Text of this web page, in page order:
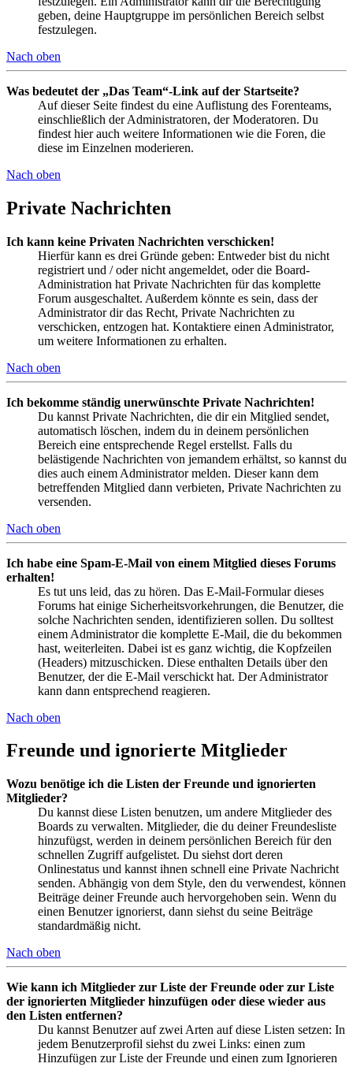
geben, deine Hauptgruppe im persönlichen Bereich selbst
festzulegen.
Nach oben
Was bedeutet der „Das Team“-Link auf der Startseite?
Auf dieser Seite findest du eine Auflistung des Forenteams,
einschließlich der Administratoren, der Moderatoren. Du
findest hier auch weitere Informationen wie die Foren, die
diese im Einzelnen moderieren.
Nach oben
Private Nachrichten
Ich kann keine Privaten Nachrichten verschicken!
Hierfür kann es drei Gründe geben: Entweder bist du nicht
registriert und / oder nicht angemeldet, oder die Board-
Administration hat Private Nachrichten für das komplette
Forum ausgeschaltet. Außerdem könnte es sein, dass der
Administrator dir das Recht, Private Nachrichten zu
verschicken, entzogen hat. Kontaktiere einen Administrator,
um weitere Informationen zu erhalten.
Nach oben
Ich bekomme ständig unerwünschte Private Nachrichten!
Du kannst Private Nachrichten, die dir ein Mitglied sendet,
automatisch löschen, indem du in deinem persönlichen
Bereich eine entsprechende Regel erstellst. Falls du
belästigende Nachrichten von jemandem erhältst, so kannst du
dies auch einem Administrator melden. Dieser kann dem
betreffenden Mitglied dann verbieten, Private Nachrichten zu
versenden.
Nach oben
Ich habe eine Spam-E-Mail von einem Mitglied dieses Forums
erhalten!
Es tut uns leid, das zu hören. Das E-Mail-Formular dieses
Forums hat einige Sicherheitsvorkehrungen, die Benutzer, die
solche Nachrichten senden, identifizieren sollen. Du solltest
einem Administrator die komplette E-Mail, die du bekommen
hast, weiterleiten. Dabei ist es ganz wichtig, die Kopfzeilen
(Headers) mitzuschicken. Diese enthalten Details über den
Benutzer, der die E-Mail verschickt hat. Der Administrator
kann dann entsprechend reagieren.
Nach oben
Freunde und ignorierte Mitglieder
Wozu benötige ich die Listen der Freunde und ignorierten
Mitglieder?
Du kannst diese Listen benutzen, um andere Mitglieder des
Boards zu verwalten. Mitglieder, die du deiner Freundesliste
hinzufügst, werden in deinem persönlichen Bereich für den
schnellen Zugriff aufgelistet. Du siehst dort deren
Onlinestatus und kannst ihnen schnell eine Private Nachricht
senden. Abhängig von dem Style, den du verwendest, können
Beiträge deiner Freunde auch hervorgehoben sein. Wenn du
einen Benutzer ignorierst, dann siehst du seine Beiträge
standardmäßig nicht.
Nach oben
Wie kann ich Mitglieder zur Liste der Freunde oder zur Liste
der ignorierten Mitglieder hinzufügen oder diese wieder aus
den Listen entfernen?
Du kannst Benutzer auf zwei Arten auf diese Listen setzen: In
jedem Benutzerprofil siehst du zwei Links: einen zum
Hinzufügen zur Liste der Freunde und einen zum Ignorieren